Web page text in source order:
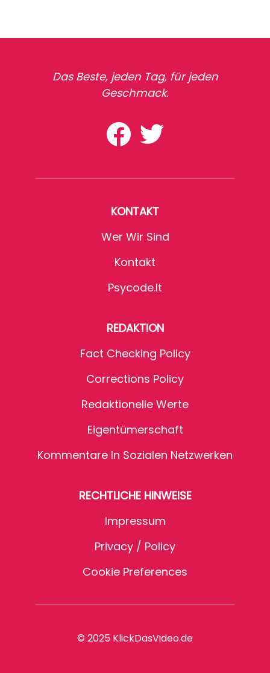
Das Beste, jeden Tag, für jeden
Geschmack.
KONTAKT
Wer Wir Sind
Kontakt
Psycode.it
REDAKTION
Fact Checking Policy
Corrections Policy
Redaktionelle Werte
Eigentümerschaft
Kommentare In Sozialen Netzwerken
RECHTLICHE HINWEISE
Impressum
Privacy / Policy
Cookie Preferences
© 2025 KlickDasVideo.de